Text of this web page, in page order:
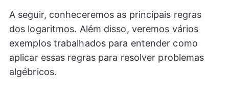
A seguir, conheceremos as principais regras
dos logaritmos. Além disso, veremos vários
exemplos trabalhados para entender como
aplicar essas regras para resolver problemas
algébricos.